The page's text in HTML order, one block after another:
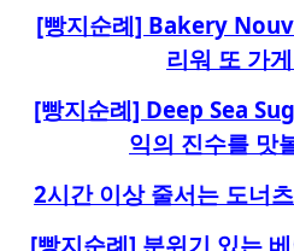
[빵지순례] Bakery
리워 또 가
[빵지순례] Deep Sea
익의 진수를 맛
2시간 이상 줄서는 도너
[빵지순례] 분위기 있는